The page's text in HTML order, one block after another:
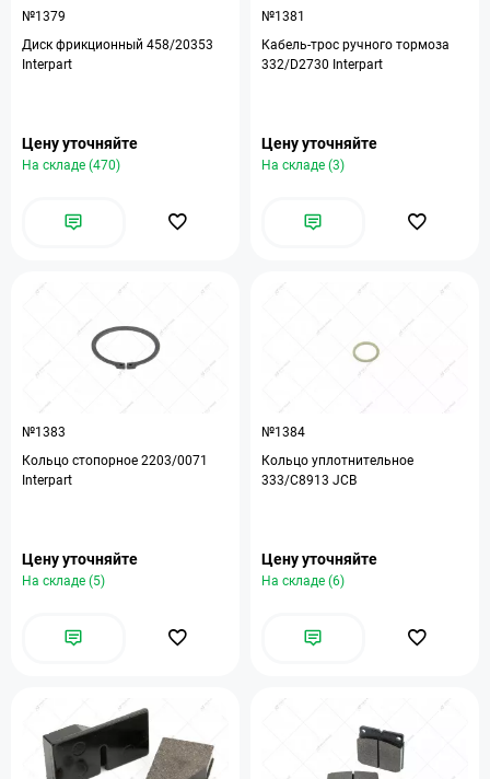
№1379
Диск фрикционный 458/20353
Interpart
Цену уточняйте
На складе (470)
№1381
Кабель-трос ручного тормоза
332/D2730 Interpart
Цену уточняйте
На складе (3)
№1383
Кольцо стопорное 2203/0071
Interpart
Цену уточняйте
На складе (5)
№1384
Кольцо уплотнительное
333/C8913 JCB
Цену уточняйте
На складе (6)